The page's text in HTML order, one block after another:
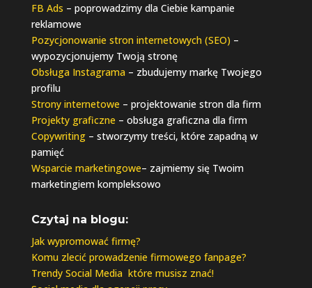
FB Ads – poprowadzimy dla Ciebie kampanie
reklamowe
Pozycjonowanie stron internetowych (SEO) –
wypozycjonujemy Twoją stronę
Obsługa Instagrama– zbudujemy markę Twojego
profilu
Strony internetowe – projektowanie stron dla firm
Projekty graficzne – obsługa graficzna dla firm
Copywriting– stworzymy treści, które zapadną w
pamięć
Wsparcie marketingowe– zajmiemy się Twoim
marketingiem kompleksowo
Czytaj na blogu:
Jak wypromować firmę?
Komu zlecić prowadzenie firmowego fanpage?
Trendy Social Media które musisz znać!